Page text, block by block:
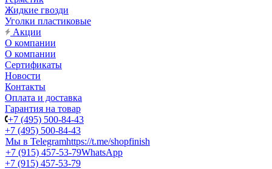
Жидкие гвозди
Уголки пластиковые
Акции
О компании
О компании
Сертификаты
Новости
Контакты
Оплата и доставка
Гарантия на товар
+7 (495) 500-84-43
+7 (495) 500-84-43
Мы в Telegramhttps://t.me/shopfinish
+7 (915) 457-53-79WhatsApp
+7 (915) 457-53-79